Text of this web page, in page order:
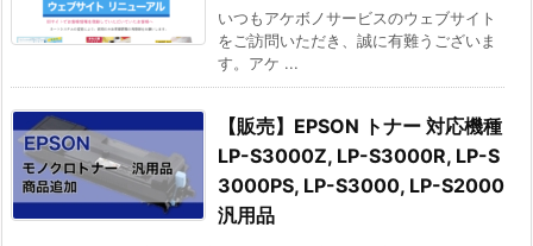
いつもアケボノサービスのウェブサイト
をご訪問いただき、誠に有難うございま
す。アケ ...
【販売】EPSON トナー 対応機種
LP-S3000Z, LP-S3000R, LP-S
3000PS, LP-S3000, LP-S2000
汎用品